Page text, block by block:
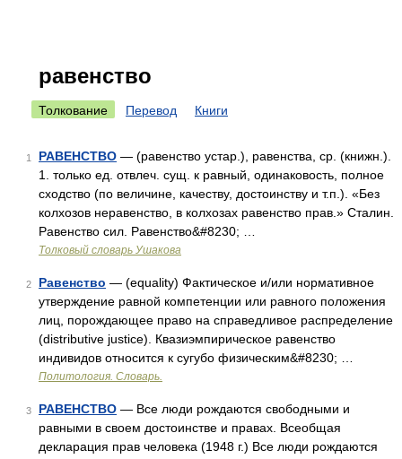
равенство
Толкование Перевод Книги
1 РАВЕНСТВО — (равенство устар.), равенства, ср. (книжн.).
1. только ед. отвлеч. сущ. к равный, одинаковость, полное
сходство (по величине, качеству, достоинству и т.п.). «Без
колхозов неравенство, в колхозах равенство прав.» Сталин.
Равенство сил. Равенство&#8230; …
Толковый словарь Ушакова
2 Равенство — (equality) Фактическое и/или нормативное
утверждение равной компетенции или равного положения
лиц, порождающее право на справедливое распределение
(distributive justice). Квазиэмпирическое равенство
индивидов относится к сугубо физическим&#8230; …
Политология. Словарь.
3 РАВЕНСТВО — Все люди рождаются свободными и
равными в своем достоинстве и правах. Всеобщая
декларация прав человека (1948 г.) Все люди рождаются